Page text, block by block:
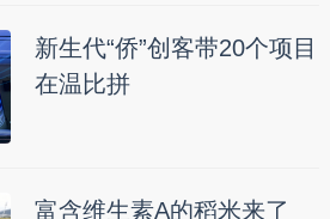
新生代“侨”创客带20个项目
在温比拼
富含维生素A的稻米来了